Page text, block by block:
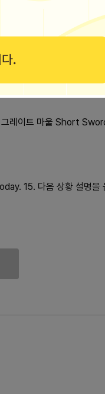
We were so
레이트 마울 Short
다음 상황 설명을